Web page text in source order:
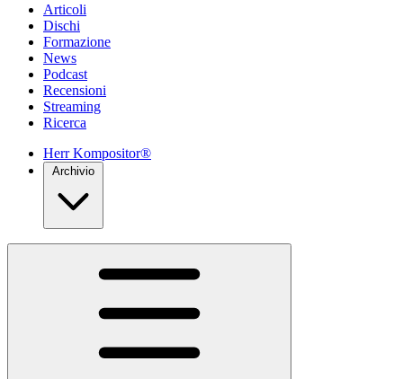
Articoli
Dischi
Formazione
News
Podcast
Recensioni
Streaming
Ricerca
Herr Kompositor®
Archivio